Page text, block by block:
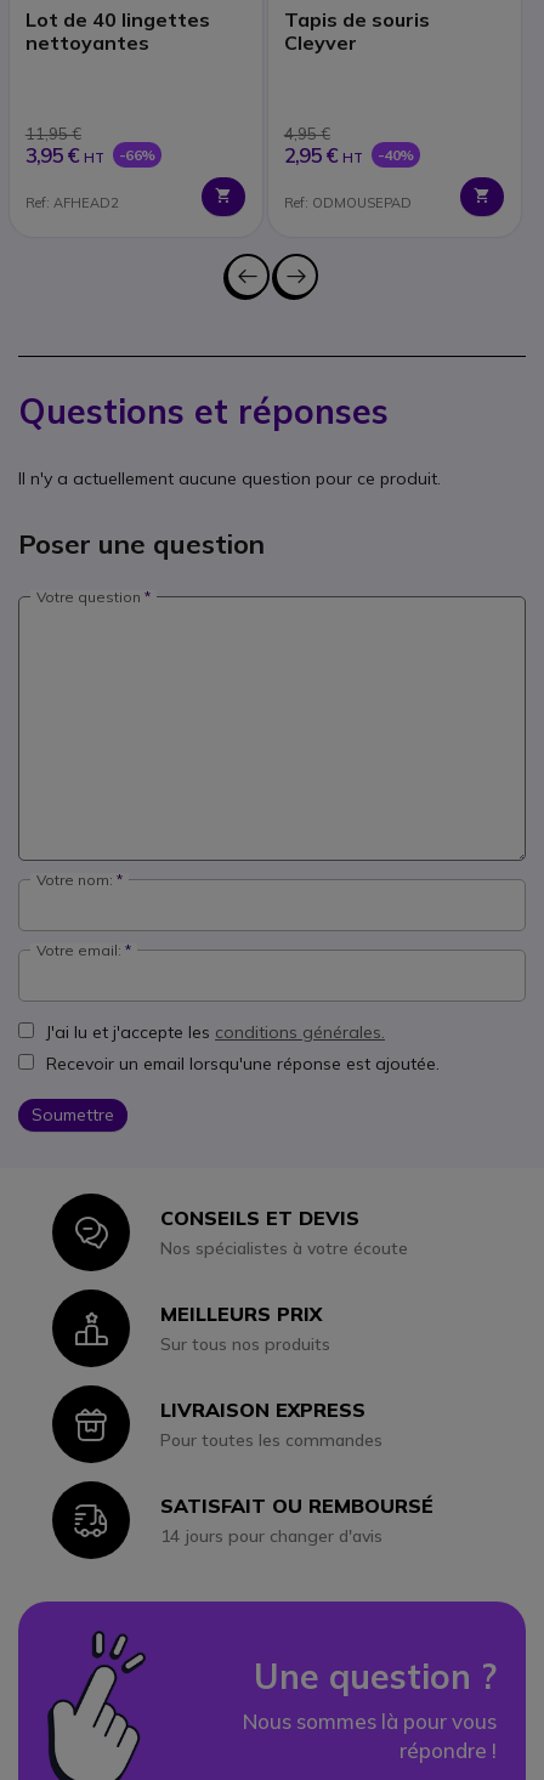
Lot de 40 lingettes
nettoyantes
11,95 €
3,95 € HT -66%
Ref: AFHEAD2
Tapis de souris
Cleyver
4,95 €
2,95 € HT -40%
Ref: ODMOUSEPAD
Questions et réponses
Il n'y a actuellement aucune question pour ce produit.
Poser une question
Votre question
Votre nom:
Votre email:
J'ai lu et j'accepte les conditions générales.
Recevoir un email lorsqu'une réponse est ajoutée.
Soumettre
IconCONSEILS ET DEVIS
Nos spécialistes à votre écoute
IconMEILLEURS PRIX
Sur tous nos produits
IconLIVRAISON EXPRESS
Pour toutes les commandes
IconSATISFAIT OU REMBOURSÉ
14 jours pour changer d'avis
Une question ?
Nous sommes là pour vous
répondre !